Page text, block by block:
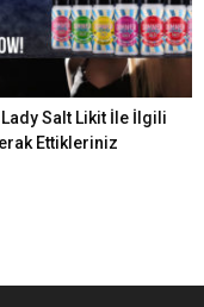
Salt Likit İle İlgili
Ettikleriniz